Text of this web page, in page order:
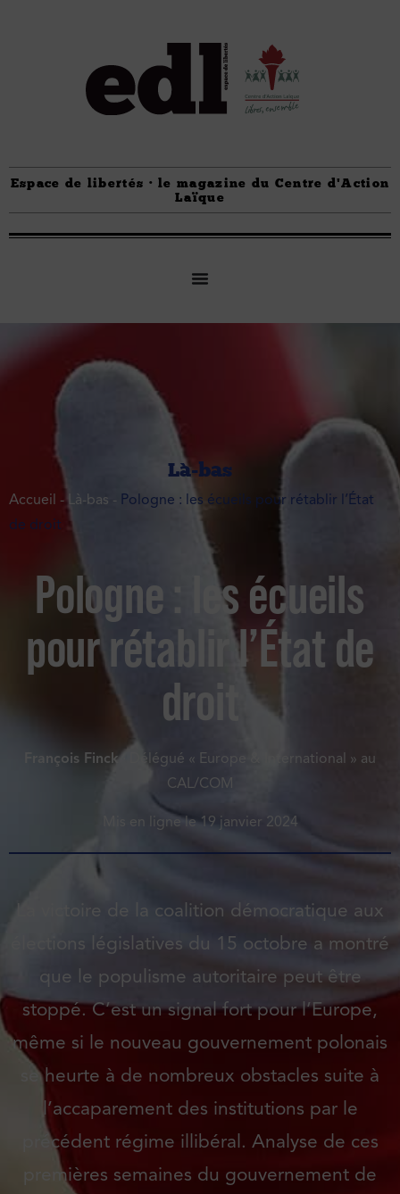
Espace de libertés · le magazine du Centre d'Action
Laïque
Là-bas
Accueil - Là-bas - Pologne : les écueils pour rétablir l’État
de droit
Pologne : les écueils
pour rétablir l’État de
droit
François Finck· Délégué « Europe & International » au
CAL/COM
Mis en ligne le 19 janvier 2024
La victoire de la coalition démocratique aux
élections législatives du 15 octobre a montré
que le populisme autoritaire peut être
stoppé. C’est un signal fort pour l’Europe,
même si le nouveau gouvernement polonais
se heurte à de nombreux obstacles suite à
l’accaparement des institutions par le
précédent régime illibéral. Analyse de ces
premières semaines du gouvernement de